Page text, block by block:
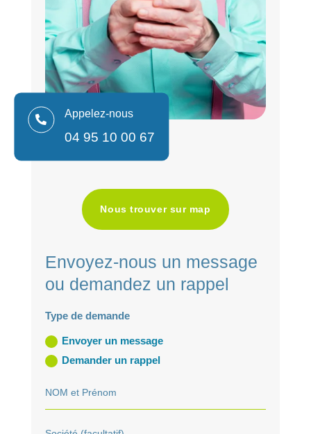
 Appelez-nous
04 95 10 00 67
Nous trouver sur map
Envoyez-nous un message
ou demandez un rappel
Type de demande
Envoyer un message
Demander un rappel